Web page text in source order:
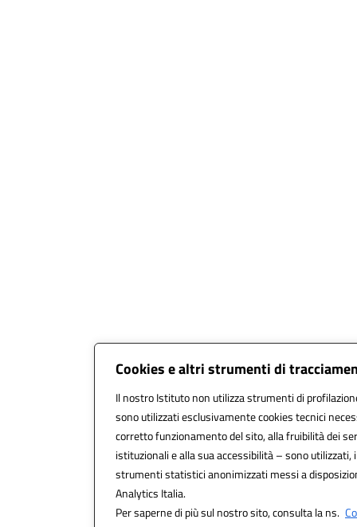
Cookies e altri strumenti di
Il nostro Istituto non utilizza strumenti di
sono utilizzati esclusivamente cookies tecnici
corretto funzionamento del sito, alla fruibilità dei
istituzionali e alla sua accessibilità – sono utilizzati,
strumenti statistici anonimizzati messi a
Analytics Italia.
Per saperne di più sul nostro sito, consulta la ns.